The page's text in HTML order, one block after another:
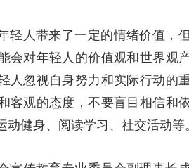
轻人带来了一定的情绪价值，
会对年轻人的价值观和世界观
人忽视自身努力和实际行动的
客观的态度，不要盲目相信和
健身、阅读学习、社交活动等。